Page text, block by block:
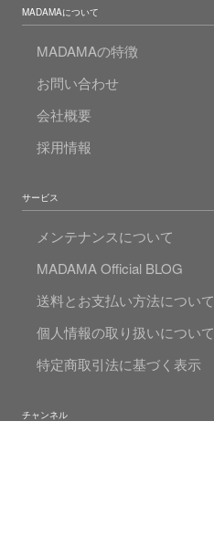
MADAMAについて
MADAMAの特徴
お問い合わせ
会社概要
採用情報
サービス
メンテナンスについて
MADAMA Official BLOG
送料とお支払い方法について
個人情報の取り扱いについて
特定商取引法に基づく表示
チャンネル